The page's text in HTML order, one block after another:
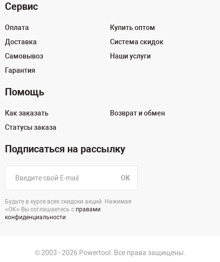
Сервис
Оплата
Доставка
Самовывоз
Гарантия
Купить оптом
Система скидок
Наши услуги
Помощь
Как заказать
Статусы заказа
Возврат и обмен
Подписаться на рассылку
OK
Будьте в курсе всех скидоки акций. Нажимая
«ОК» Вы соглашаетесь с правами
конфиденциальности.
© 2003 - 2026 Powertool. Все права защищены.